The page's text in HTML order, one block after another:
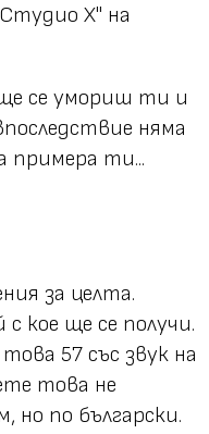
Х" на
се умориш ти и
няма
примера ти...
за целта.
кое ще се получи.
57 със звук на
това не
но по български.